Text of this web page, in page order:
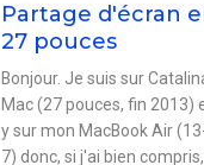
Partage d'écran
27 pouces
Bonjour. Je suis sur
Mac (27 pouces, fin 2013)
y sur mon MacBook Air
7) donc, si j'ai bien